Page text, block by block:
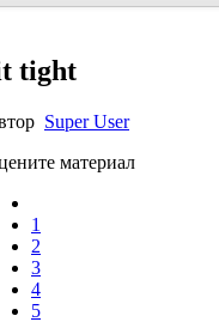
tight
Super User
материал
1
2
3
4
5